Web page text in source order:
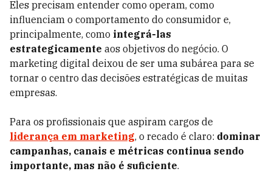
Eles precisam entender como operam, como
influenciam o comportamento do consumidor e,
principalmente, como integrá-las
estrategicamente aos objetivos do negócio. O
marketing digital deixou de ser uma subárea para se
tornar o centro das decisões estratégicas de muitas
empresas.
Para os profissionais que aspiram cargos de
liderança em marketing, o recado é claro: dominar
campanhas, canais e métricas continua sendo
importante, mas não é suficiente.